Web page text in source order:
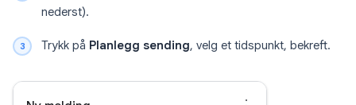
nederst).
Trykk på Planlegg sending, velg et tidspunkt, bekreft.